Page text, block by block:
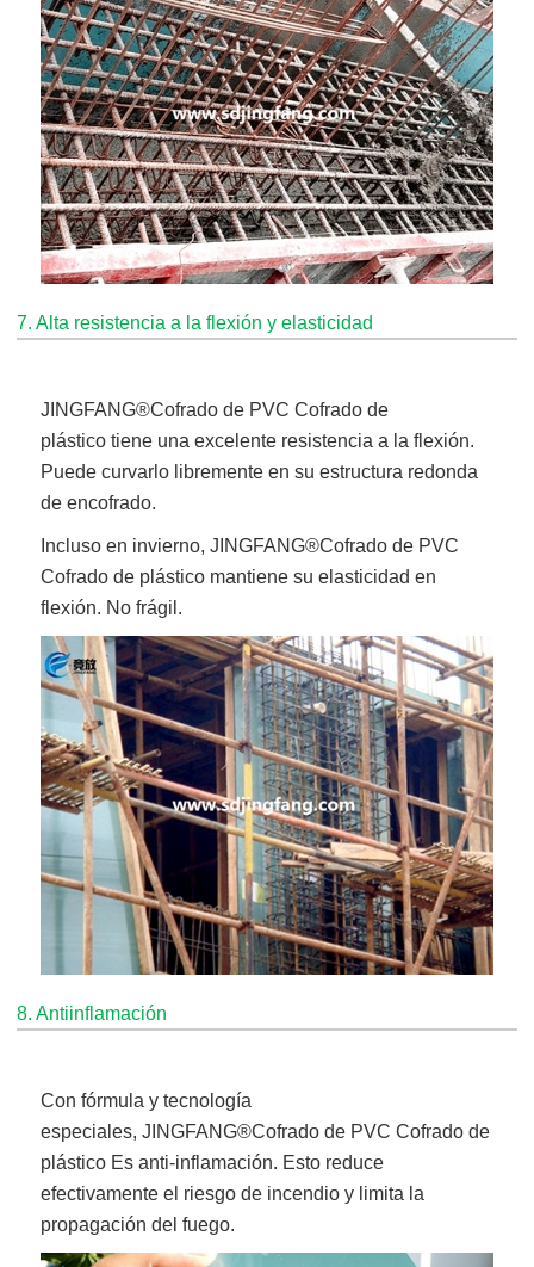
7. Alta resistencia a la flexión y elasticidad
JINGFANG®Cofrado de PVC Cofrado de
plástico tiene una excelente resistencia a la flexión.
Puede curvarlo libremente en su estructura redonda
de encofrado.
Incluso en invierno,JINGFANG®Cofrado de PVC
Cofrado de plástico mantiene su elasticidad en
flexión. No frágil.
8. Antiinflamación
Con fórmula y tecnología
especiales,JINGFANG®Cofrado de PVC Cofrado de
plástico Es anti-inflamación. Esto reduce
efectivamente el riesgo de incendio y limita la
propagación del fuego.